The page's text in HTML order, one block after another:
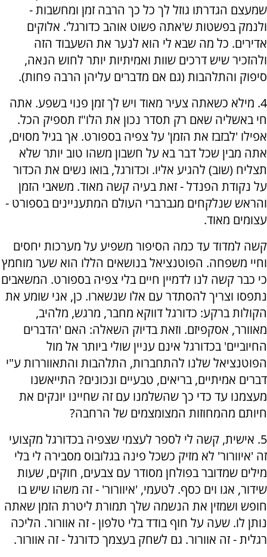
שמעצם הגדרתו גוזל לך כל כך הרבה זמן ומחשבות -
ולנמק בפשטות ש'אתה פשוט אוהב כדורגל'. אלוקים
אדירים. כל מה שבא לי הוא לנער את השעבוד הזה
ולהזכיר שיש דרכים שוות ואמיתיות יותר לחוש הנאה,
סיפוק והתלהבות (גם אם מדברים עליהן הרבה פחות).
4. מילא כשאתה צעיר מאוד ויש לך זמן פנוי בשפע. אתה
חי באשליה שאם רק תסדר נכון את הלו"ז תספיק הכל.
אפילו 'לבזבז את הזמן' על צפיה בספורט. אך בגיל מסוים,
אתה מבין שכל דבר בא על חשבון משהו טוב יותר שלא
תצליח (שוב) להגיע אליו. וכדורגל, בואו נשים את הכדור
על נקודת הפנדל - זאת בעיה קשה מאוד. משאבי הזמן
והראש שנלקחים מגברברי העולם המתעניינים בספורט -
עצומים מאוד.
קשה למדוד עד כמה הסיפור משפיע על מערכות יחסים
וחיי משפחה. הפוטנציאל בנושאים הללו הוא שער מוחמץ
כי כבר קשה לנו לדמיין חיים בלי צפיה בספורט. המשאבים
נתפסו וצריך להסתדר עם אלו שנשארו. כן, אני שומע את
הקולות ברקע: כדורגל דווקא מחבר, מרגש, מלהיב,
מאוורר, אסקפיזם. וזאת בדיוק השאלה: האם 'הדברים
החיוביים' בכדורגל אינם עניין שולי ביותר אל מול
הפוטנציאל שלנו להתחברות, התלהבות והתאווררות ע"י
דברים אמיתיים, בריאים, טבעיים ונכונים? התייאשנו
מעצמנו עד כדי כך שהשלמנו עם זה שחיינו יונקים את
חיותם מהמחוזות המצומצמים של הרחבה?
5. אישית, קשה לי לספר לעצמי שצפיה בכדורגל מקצועי
זה 'איוורור' לא מזיק כשכל פינה בגלובוס מסבירה לי בלי
מילים שמדובר בפולחן מסודר עם צבעים, חוקים, שעות
שידור, אגו וים כסף. לטעמי, 'איוורור' - זה משהו שיש בו
חופש ושמזין את הנשמה שלך תמורת ליטרת הזמן שאתה
נותן לו. שעה על חוף בודד בלי טלפון - זה אוורור. הליכה
רגלית - זה אוורור. גם לשחק בעצמך כדורגל - זה אוורור.